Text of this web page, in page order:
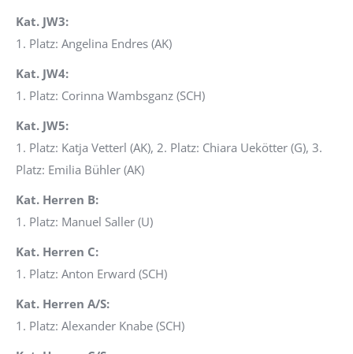
Kat. JW3:
1. Platz: Angelina Endres (AK)
Kat. JW4:
1. Platz: Corinna Wambsganz (SCH)
Kat. JW5:
1. Platz: Katja Vetterl (AK), 2. Platz: Chiara Uekötter (G), 3.
Platz: Emilia Bühler (AK)
Kat. Herren B:
1. Platz: Manuel Saller (U)
Kat. Herren C:
1. Platz: Anton Erward (SCH)
Kat. Herren A/S:
1. Platz: Alexander Knabe (SCH)